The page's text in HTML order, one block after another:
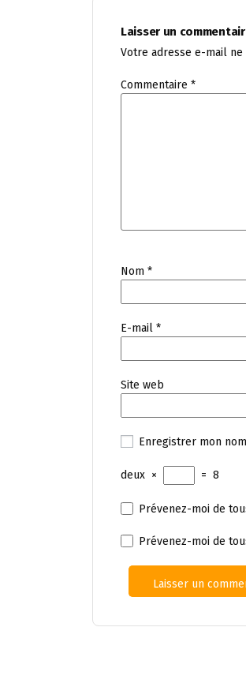
Laisser un
Votre adresse e-mail
Commentaire *
Nom *
E-mail *
Site web
Enregistrer mon
deux × = 8
Prévenez-moi de
Prévenez-moi de